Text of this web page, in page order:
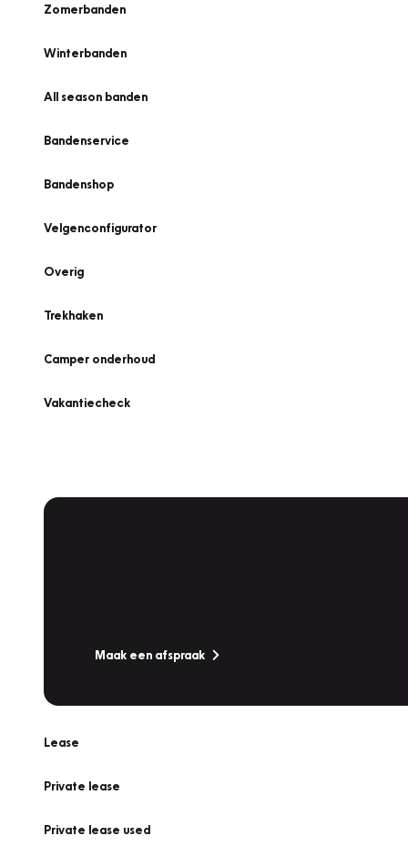
Zomerbanden
Winterbanden
All season banden
Bandenservice
Bandenshop
Velgenconfigurator
Overig
Trekhaken
Camper onderhoud
Vakantiecheck
Maak een afspraak
Lease
Private lease
Private lease used